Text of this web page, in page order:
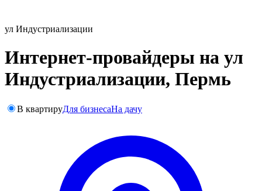
ул Индустриализации
Интернет-провайдеры на ул
Индустриализации, Пермь
В квартируДля бизнесаНа дачу